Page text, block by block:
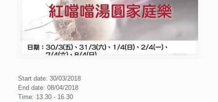
Start date: 30/03/2018
End date: 08/04/2018
Time: 13.30 - 16.30